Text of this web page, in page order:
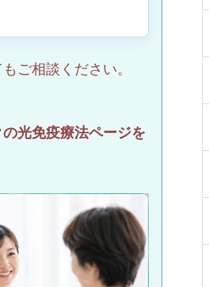
ご相談ください。
光免疫療法ページを